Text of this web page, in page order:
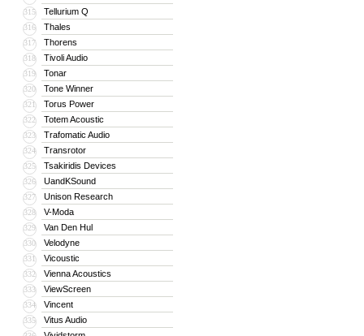
315 Tellurium Q
316 Thales
317 Thorens
318 Tivoli Audio
319 Tonar
320 Tone Winner
321 Torus Power
322 Totem Acoustic
323 Trafomatic Audio
324 Transrotor
325 Tsakiridis Devices
326 UandKSound
327 Unison Research
328 V-Moda
329 Van Den Hul
330 Velodyne
331 Vicoustic
332 Vienna Acoustics
333 ViewScreen
334 Vincent
335 Vitus Audio